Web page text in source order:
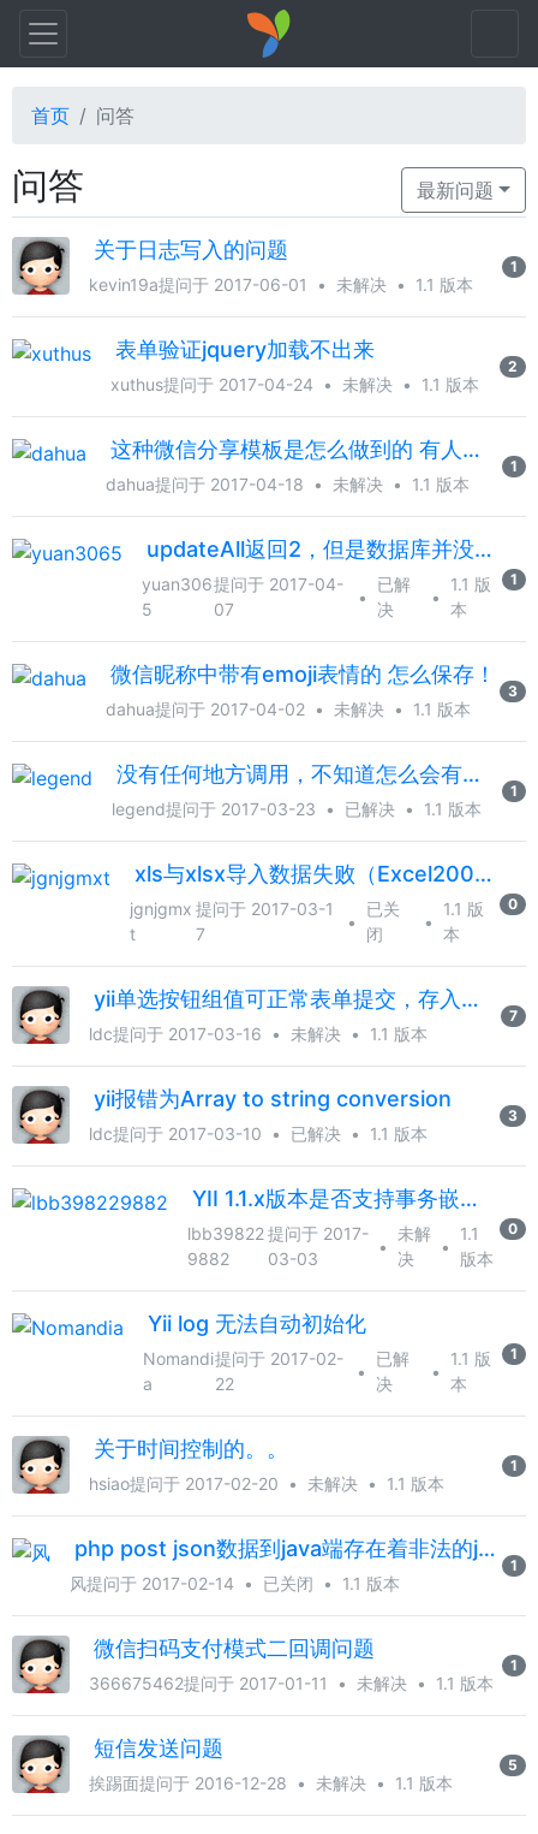
首页 问答
问答 最新问题
关于日志写入的问题
kevin19a提问于 2017-06-01 • 未解决 • 1.1 版本
1
表单验证jquery加载不出来
xuthus提问于 2017-04-24 • 未解决 • 1.1 版本
2
这种微信分享模板是怎么做到的 有人弄过吗；
dahua提问于 2017-04-18 • 未解决 • 1.1 版本
1
updateAll返回2，但是数据库并没有更新
yuan306
5
提问于 2017-04-
07
•
已解
决
•
1.1 版
本
1
微信昵称中带有emoji表情的 怎么保存！
dahua提问于 2017-04-02 • 未解决 • 1.1 版本
3
没有任何地方调用，不知道怎么会有这段代码
legend提问于 2017-03-23 • 已解决 • 1.1 版本
1
xls与xlsx导入数据失败（Excel2003版本）
jgnjgmx
t
提问于 2017-03-1
7
•
已关
闭
•
1.1 版
本
0
yii单选按钮组值可正常表单提交，存入数据库出错
ldc提问于 2017-03-16 • 未解决 • 1.1 版本
7
yii报错为Array to string conversion
ldc提问于 2017-03-10 • 已解决 • 1.1 版本
3
YII 1.1.x版本是否支持事务嵌套？
lbb39822
9882
提问于 2017-
03-03
•
未解
决
•
1.1
版本
0
Yii log 无法自动初始化
Nomandi
a
提问于 2017-02-
22
•
已解
决
•
1.1 版
本
1
关于时间控制的。。
hsiao提问于 2017-02-20 • 未解决 • 1.1 版本
1
php post json数据到java端存在着非法的json字符
风提问于 2017-02-14 • 已关闭 • 1.1 版本
1
微信扫码支付模式二回调问题
366675462提问于 2017-01-11 • 未解决 • 1.1 版本
1
短信发送问题
挨踢面提问于 2016-12-28 • 未解决 • 1.1 版本
5